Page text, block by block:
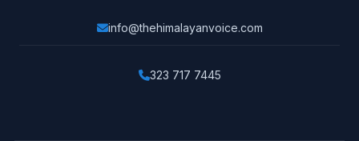
info@thehimalayanvoice.com
323 717 7445